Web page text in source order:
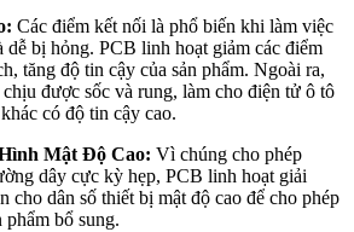
Các điểm kết nối là phổ biến khi làm việc
dễ bị hỏng. PCB linh hoạt giảm các điểm
tăng độ tin cậy của sản phẩm. Ngoài ra,
được sốc và rung, làm cho điện tử ô tô
có độ tin cậy cao.
Mật Độ Cao: Vì chúng cho phép
dây cực kỳ hẹp, PCB linh hoạt giải
cho dân số thiết bị mật độ cao để cho phép
phẩm bổ sung.